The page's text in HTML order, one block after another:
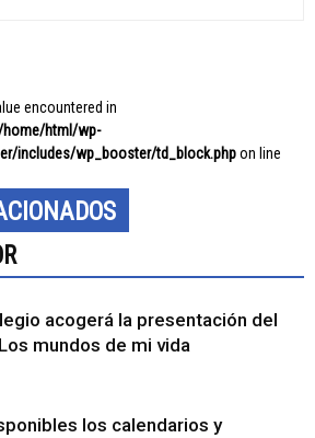
encountered in
html/wp-
includes/wp_booster/td_block.phpon line
acogerá la presentación del
mundos de mi vida
los calendarios y